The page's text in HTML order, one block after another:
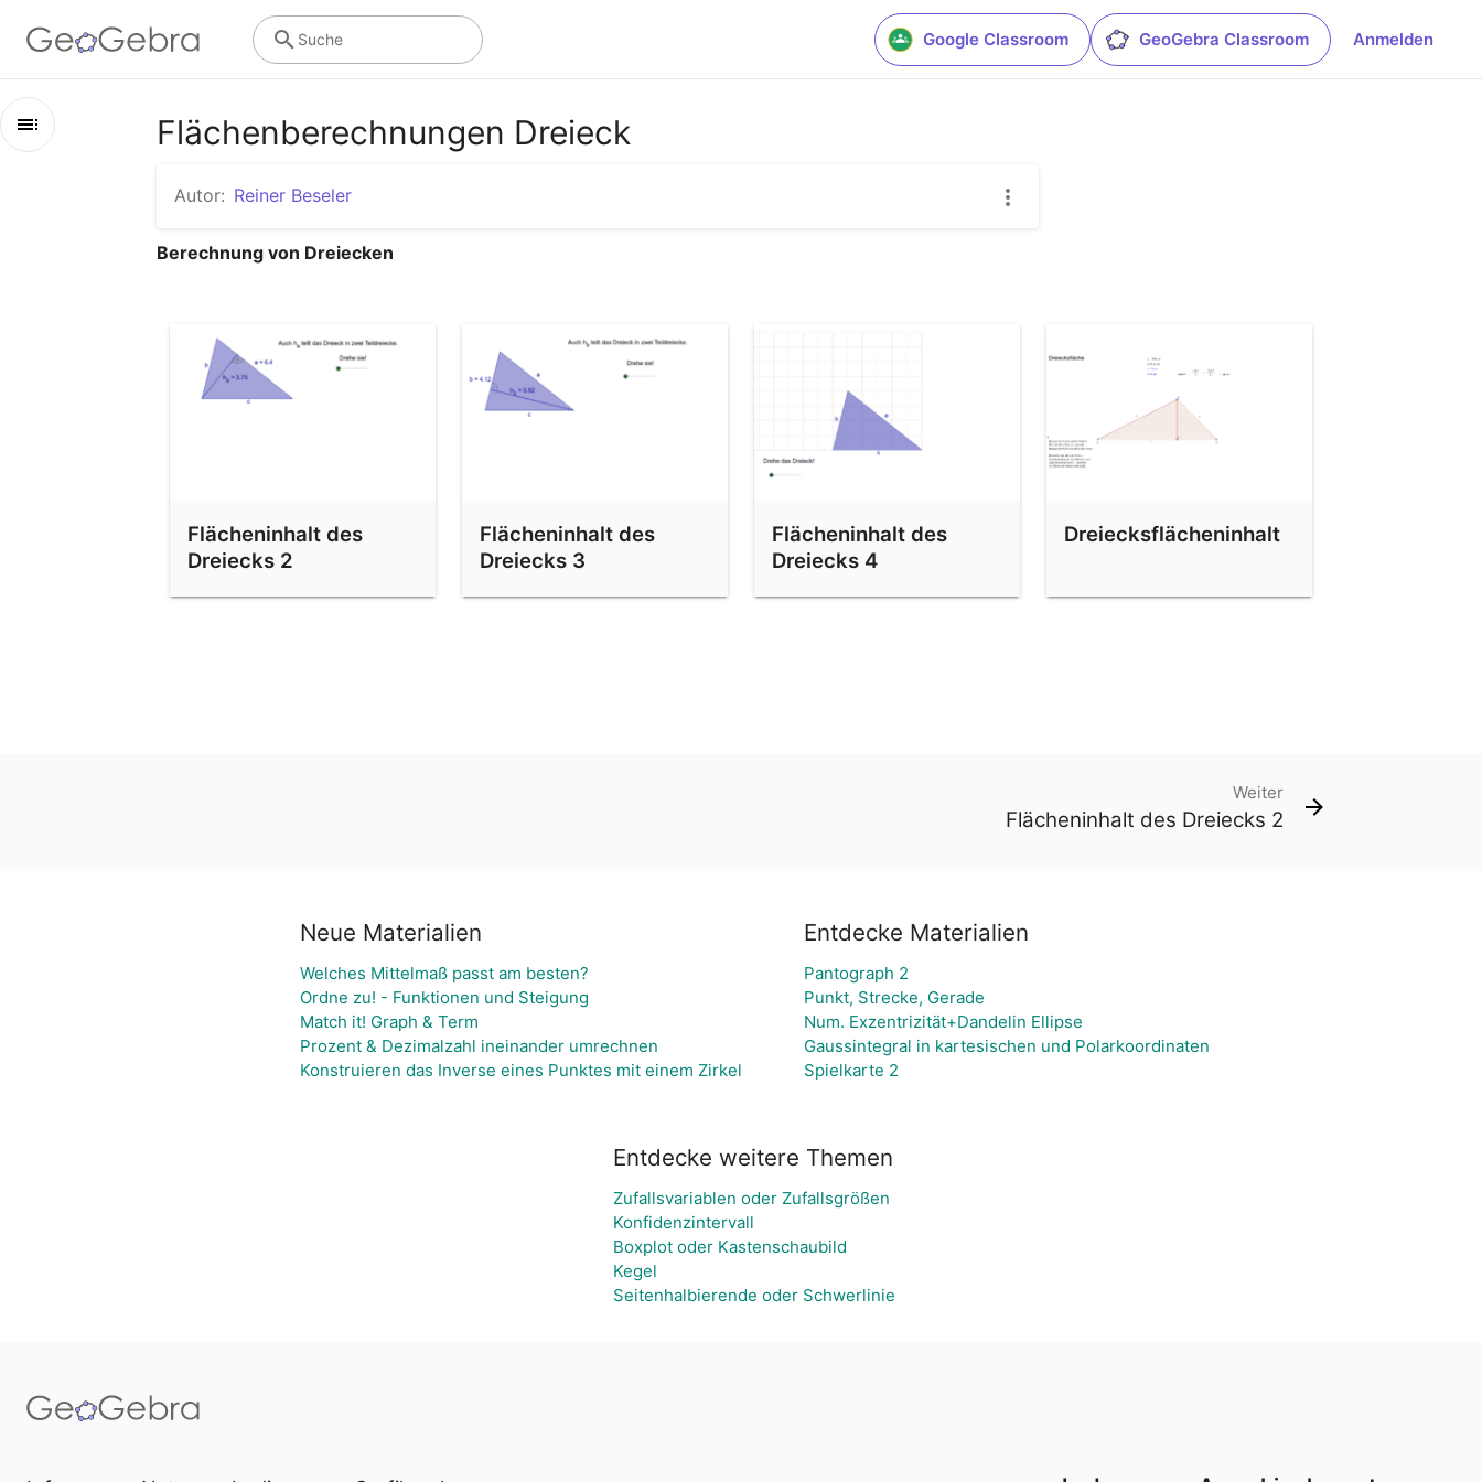
Google Classroom GeoGebra Classroom Anmelden
Suche
Flächeninhalt des Dreiecks 2
Flächeninhalt des Dreiecks 4
Dreiecksflächeninhalt
Flächenberechnungen Dreieck
Autor: Reiner Beseler
Berechnung von Dreiecken
Flächeninhalt des
Dreiecks 2
Flächeninhalt des
Dreiecks 3
Flächeninhalt des
Dreiecks 4
Dreiecksflächeninhalt
Weiter
Flächeninhalt des Dreiecks 2
Neue Materialien
Welches Mittelmaß passt am besten?
Ordne zu! - Funktionen und Steigung
Match it! Graph & Term
Prozent & Dezimalzahl ineinander umrechnen
Konstruieren das Inverse eines Punktes mit einem Zirkel
Entdecke Materialien
Pantograph 2
Punkt, Strecke, Gerade
Num. Exzentrizität+Dandelin Ellipse
Gaussintegral in kartesischen und Polarkoordinaten
Spielkarte 2
Entdecke weitere Themen
Zufallsvariablen oder Zufallsgrößen
Konfidenzintervall
Boxplot oder Kastenschaubild
Kegel
Seitenhalbierende oder Schwerlinie